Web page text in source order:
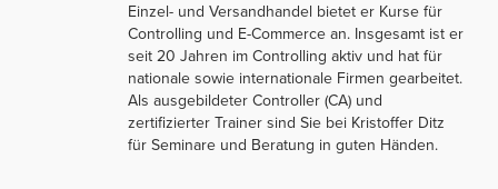
Einzel- und Versandhandel bietet er Kurse für
Controlling und E-Commerce an. Insgesamt ist er
seit 20 Jahren im Controlling aktiv und hat für
nationale sowie internationale Firmen gearbeitet.
Als ausgebildeter Controller (CA) und
zertifizierter Trainer sind Sie bei Kristoffer Ditz
für Seminare und Beratung in guten Händen.